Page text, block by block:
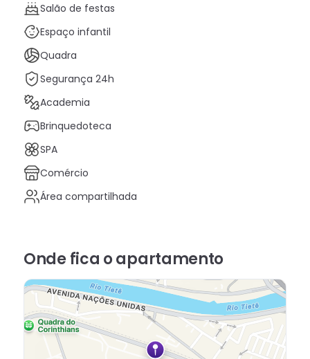
Salão de festas
Espaço infantil
Quadra
Segurança 24h
Academia
Brinquedoteca
SPA
Comércio
Área compartilhada
Onde fica o apartamento